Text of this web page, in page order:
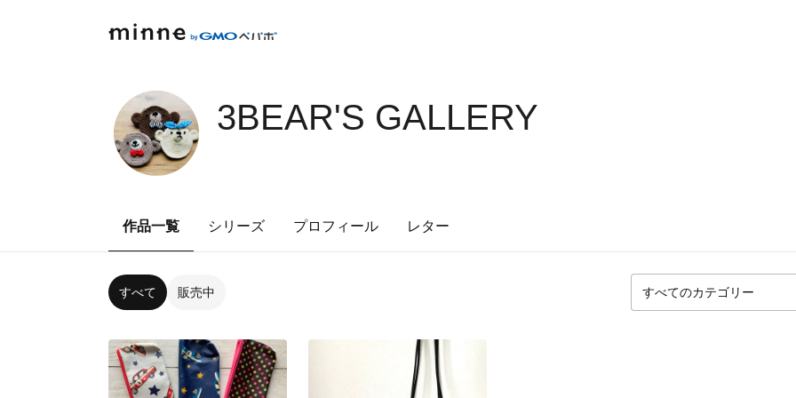
3BEAR'S GALLERY
作品一覧 シリーズ プロフィール レター
すべて 販売中